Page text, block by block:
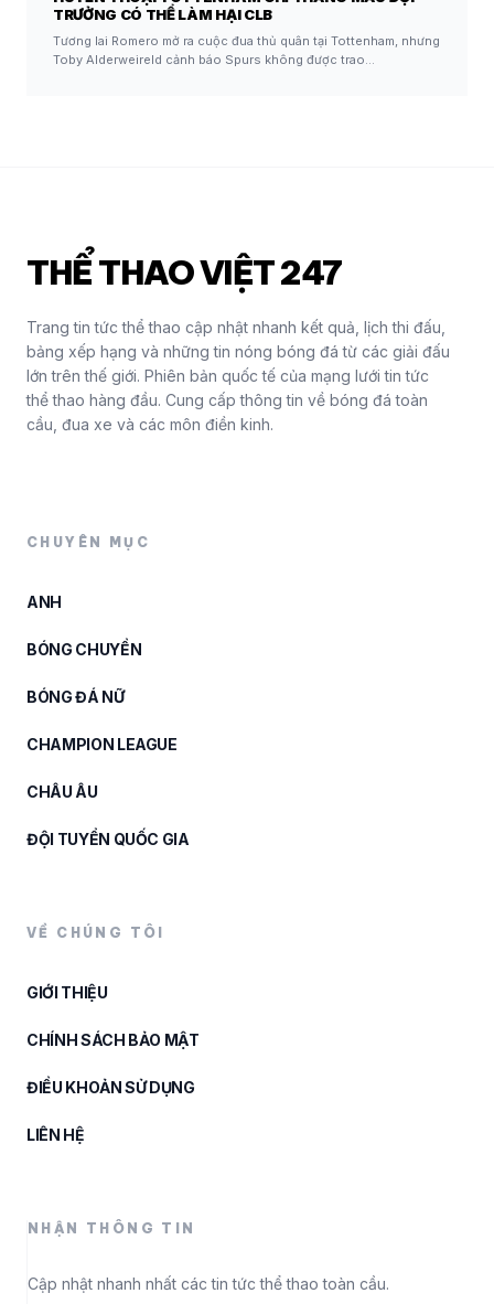
TRƯỞNG CÓ THỂ LÀM HẠI CLB
Tương lai Romero mở ra cuộc đua thủ quân tại Tottenham, nhưng
Toby Alderweireld cảnh báo Spurs không được trao…
THỂ THAO VIỆT 247
Trang tin tức thể thao cập nhật nhanh kết quả, lịch thi đấu,
bảng xếp hạng và những tin nóng bóng đá từ các giải đấu
lớn trên thế giới. Phiên bản quốc tế của mạng lưới tin tức
thể thao hàng đầu. Cung cấp thông tin về bóng đá toàn
cầu, đua xe và các môn điền kinh.
CHUYÊN MỤC
ANH
BÓNG CHUYỀN
BÓNG ĐÁ NỮ
CHAMPION LEAGUE
CHÂU ÂU
ĐỘI TUYỂN QUỐC GIA
VỀ CHÚNG TÔI
GIỚI THIỆU
CHÍNH SÁCH BẢO MẬT
ĐIỀU KHOẢN SỬ DỤNG
LIÊN HỆ
NHẬN THÔNG TIN
Cập nhật nhanh nhất các tin tức thể thao toàn cầu.